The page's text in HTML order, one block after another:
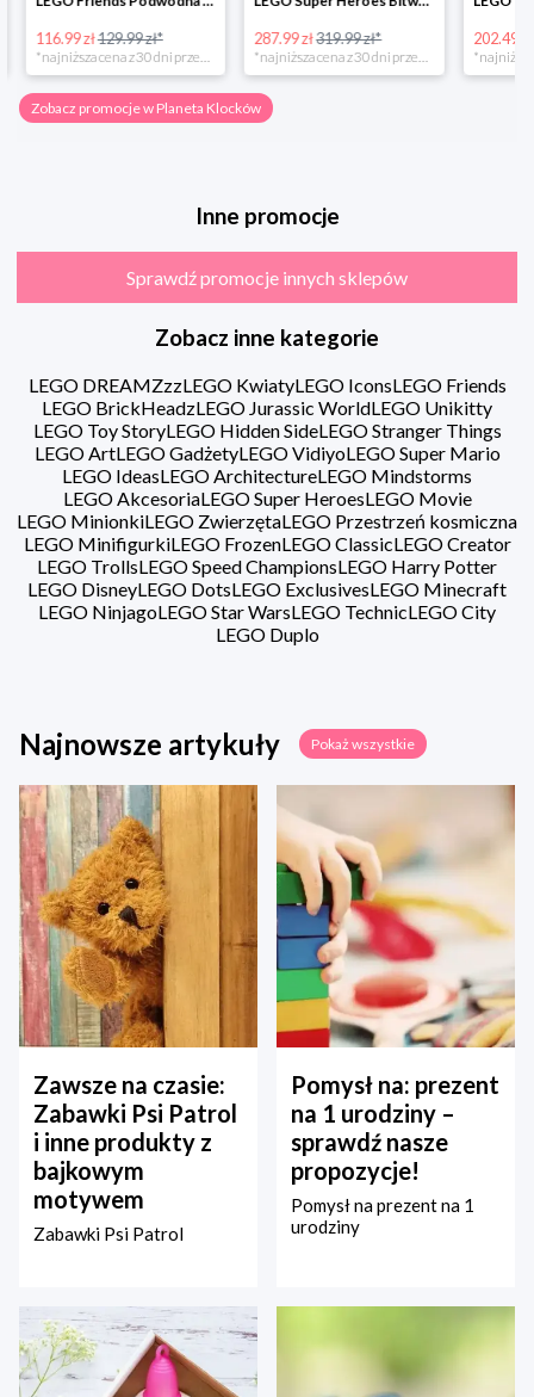
116.99 zł129.99 zł*
*najniższa cena z 30 dni przed obniżką
287.99 zł319.99 zł*
*najniższa cena z 30 dni przed obniżką
202.49 zł
Zobacz promocje w Planeta Klocków
Inne promocje
Sprawdź promocje innych sklepów
Zobacz inne kategorie
LEGO DREAMZzzLEGO KwiatyLEGO IconsLEGO Friends
LEGO BrickHeadzLEGO Jurassic WorldLEGO Unikitty
LEGO Toy StoryLEGO Hidden SideLEGO Stranger Things
LEGO ArtLEGO GadżetyLEGO VidiyoLEGO Super Mario
LEGO IdeasLEGO ArchitectureLEGO Mindstorms
LEGO AkcesoriaLEGO Super HeroesLEGO Movie
LEGO MinionkiLEGO ZwierzętaLEGO Przestrzeń kosmiczna
LEGO MinifigurkiLEGO FrozenLEGO ClassicLEGO Creator
LEGO TrollsLEGO Speed ChampionsLEGO Harry Potter
LEGO DisneyLEGO DotsLEGO ExclusivesLEGO Minecraft
LEGO NinjagoLEGO Star WarsLEGO TechnicLEGO City
LEGO Duplo
Najnowsze artykuły Pokaż wszystkie
Zawsze na czasie:
Zabawki Psi Patrol
i inne produkty z
bajkowym
motywem
Zabawki Psi Patrol
Pomysł na: prezent
na 1 urodziny –
sprawdź nasze
propozycje!
Pomysł na prezent na 1
urodziny